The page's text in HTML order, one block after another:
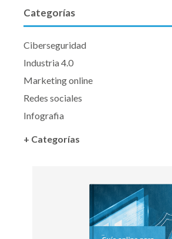
Categorías
Ciberseguridad
Industria 4.0
Marketing online
Redes sociales
Infografia
+ Categorías